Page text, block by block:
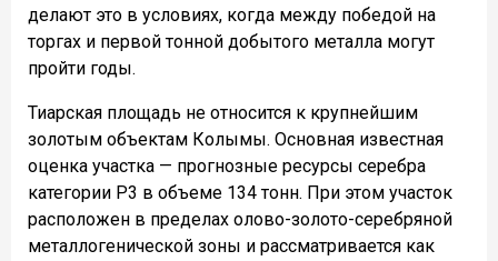
делают это в условиях, когда между победой на
торгах и первой тонной добытого металла могут
пройти годы.
Тиарская площадь не относится к крупнейшим
золотым объектам Колымы. Основная известная
оценка участка — прогнозные ресурсы серебра
категории Р3 в объеме 134 тонн. При этом участок
расположен в пределах олово-золото-серебряной
металлогенической зоны и рассматривается как